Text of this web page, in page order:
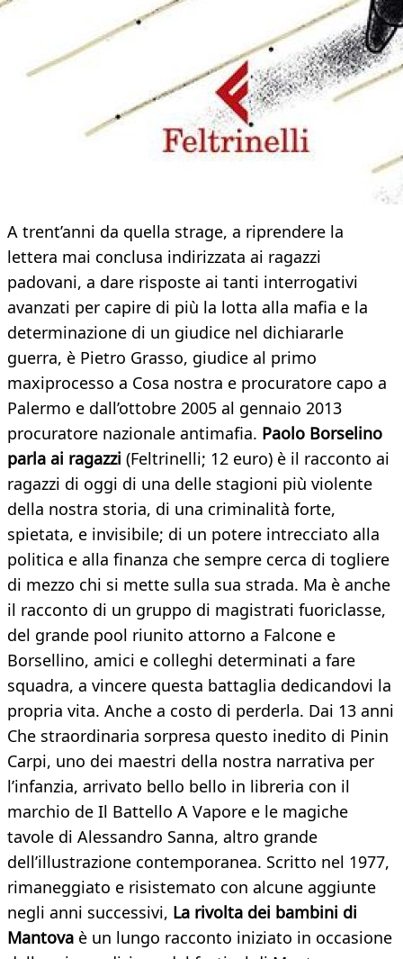
A trent’anni da quella strage, a riprendere la
lettera mai conclusa indirizzata ai ragazzi
padovani, a dare risposte ai tanti interrogativi
avanzati per capire di più la lotta alla mafia e la
determinazione di un giudice nel dichiararle
guerra, è Pietro Grasso, giudice al primo
maxiprocesso a Cosa nostra e procuratore capo a
Palermo e dall’ottobre 2005 al gennaio 2013
procuratore nazionale antimafia. Paolo Borselino
parla ai ragazzi (Feltrinelli; 12 euro) è il racconto ai
ragazzi di oggi di una delle stagioni più violente
della nostra storia, di una criminalità forte,
spietata, e invisibile; di un potere intrecciato alla
politica e alla finanza che sempre cerca di togliere
di mezzo chi si mette sulla sua strada. Ma è anche
il racconto di un gruppo di magistrati fuoriclasse,
del grande pool riunito attorno a Falcone e
Borsellino, amici e colleghi determinati a fare
squadra, a vincere questa battaglia dedicandovi la
propria vita. Anche a costo di perderla. Dai 13 anni
Che straordinaria sorpresa questo inedito di Pinin
Carpi, uno dei maestri della nostra narrativa per
l’infanzia, arrivato bello bello in libreria con il
marchio de Il Battello A Vapore e le magiche
tavole di Alessandro Sanna, altro grande
dell’illustrazione contemporanea. Scritto nel 1977,
rimaneggiato e risistemato con alcune aggiunte
negli anni successivi, La rivolta dei bambini di
Mantova è un lungo racconto iniziato in occasione